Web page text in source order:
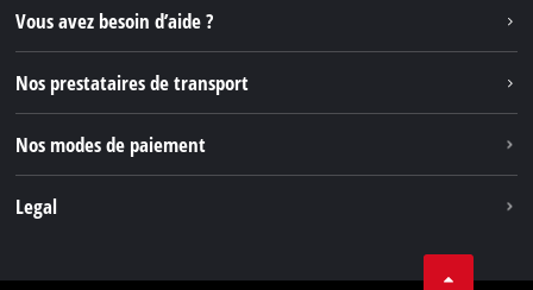
Instagram
TikTok
Pinterest
Vous avez besoin d’aide ?
Nos prestataires de transport
Nos modes de paiement
Legal